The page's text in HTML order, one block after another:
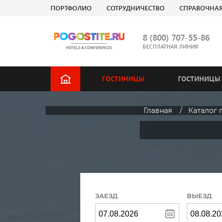
ПОРТФОЛИО СОТРУДНИЧЕСТВО
8 (800) 707-55-86
БЕСПЛАТНАЯ ЛИНИЯ
ГОСТИНИЦЫ ГОСТИНИЦЫ
Главная Каталог
ЗАЕЗД ВЫЕЗД